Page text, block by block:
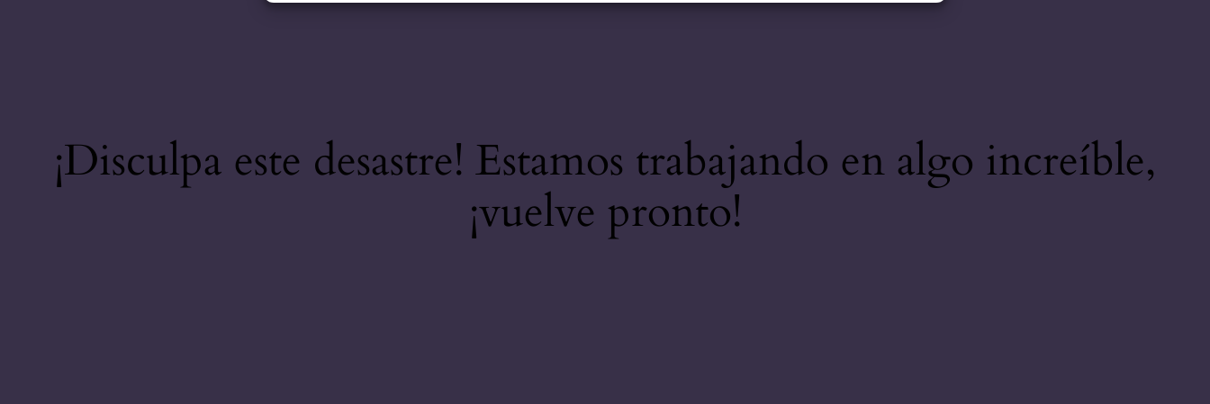
¡Disculpa este desastre! Estamos trabajando en algo increíble,
¡vuelve pronto!